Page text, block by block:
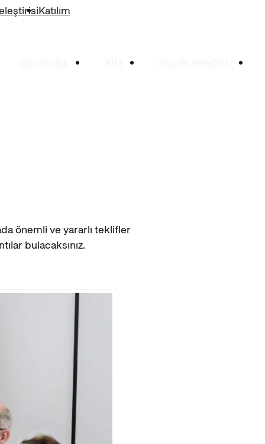
Katılım
önemli ve yararlı teklifler
bulacaksınız.